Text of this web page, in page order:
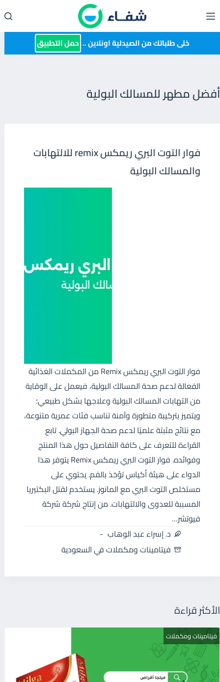
إلى
المحتوى خلى طلباتك من الصيدلية اونلاين .. حمل التطبيق
أفضل مطهر للمسالك البولية
فوار التوت البري ريمكس remix للالتهابات
والمسالك البولية
فوار التوت البري ريمكس Remix من المكملات الغذائية
الفعالة لدعم صحة المسالك البولية، فيعمل على الوقاية
من التهابات المسالك البولية وعلاجها بشكل طبيعي؛
ويتميز بتركيبة متطورة وآمنة تناسب فئات عمرية متنوعة،
مع نتائج مثبتة علميًا لدعم صحة الجهاز البولي. تابع
القراءة للتعرف على كافة التفاصيل حول هذا المنتج
وفوائده. فوار التوت البري ريمكس Remix يتوفر هذا
الدواء على هيئة أكياس تؤخذ بالفم. يحتوي على
مستخلص التوت البري مع المانوز. يستخدم لقتل البكتيريا
المسببة للعدوى والالتهابات. من إنتاج شركة شركة
فيوتشر…
د. إسراء عبد الوهاب
فيتامينات ومكملات في السعودية
الأكثر قراءة
فيتامينات ومكملات